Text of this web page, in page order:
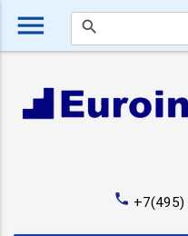
menu search
phone +7(495)